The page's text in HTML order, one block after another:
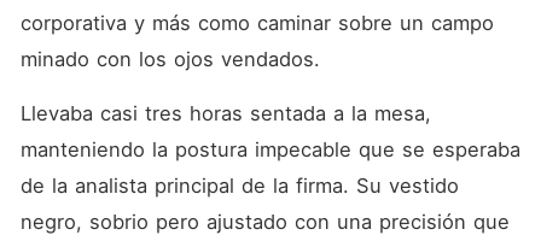
jerarquía profesional se
"solo físico", limitado a las
paredes de la oficina y
despojado de cualquier
sentimiento. Sin embargo, en
transparencia total,
corporativa y más como caminar sobre un campo
minado con los ojos vendados.
Llevaba casi tres horas sentada a la mesa,
manteniendo la postura impecable que se esperaba
de la analista principal de la firma. Su vestido
negro, sobrio pero ajustado con una precisión que